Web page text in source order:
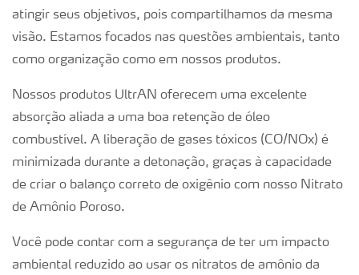
atingir seus objetivos, pois compartilhamos da mesma
visão. Estamos focados nas questões ambientais, tanto
como organização como em nossos produtos.
Nossos produtos UltrAN oferecem uma excelente
absorção aliada a uma boa retenção de óleo
combustível. A liberação de gases tóxicos (CO/NOx) é
minimizada durante a detonação, graças à capacidade
de criar o balanço correto de oxigênio com nosso Nitrato
de Amônio Poroso.
Você pode contar com a segurança de ter um impacto
ambiental reduzido ao usar os nitratos de amônio da